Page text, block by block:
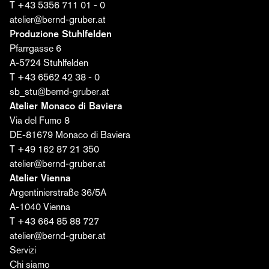
E-mail*
Acconsento al trattamento dei miei dati da parte
della Bernd Gruber GmbH per l'invio dell'editoriale. Il
consenso può essere revocato in qualsiasi
momento. Ulteriori informazioni sono disponibili
T +43 5356 711 01 - 0
atelier@bernd-gruber.at
Produzione Stuhlfelden
Pfarrgasse 6
A-5724 Stuhlfelden
T +43 6562 42 38 - 0
sb_stu@bernd-gruber.at
Atelier Monaco di Baviera
Via del Fumo 8
DE-81679 Monaco di Baviera
T +49 162 87 21 350
atelier@bernd-gruber.at
Atelier Vienna
Argentinierstraße 36/5A
A-1040 Vienna
T +43 664 85 88 727
atelier@bernd-gruber.at
Servizi
Chi siamo